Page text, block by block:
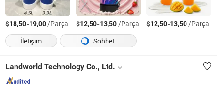
$18,50-19,00/Parça $12,50-13,50/Parça $12,50-13,50/Parça
İletişim
Sohbet
Landworld Technology Co., Ltd.